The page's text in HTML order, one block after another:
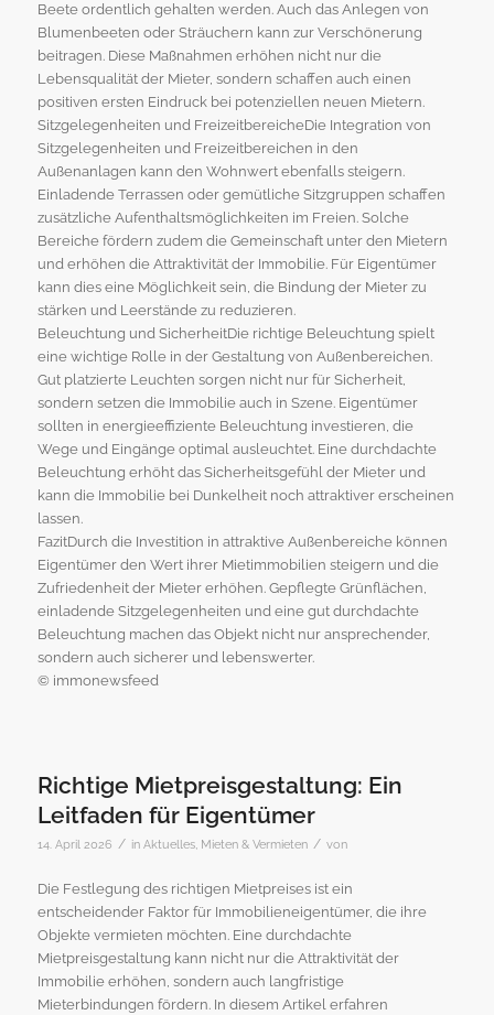
Beete ordentlich gehalten werden. Auch das Anlegen von
Blumenbeeten oder Sträuchern kann zur Verschönerung
beitragen. Diese Maßnahmen erhöhen nicht nur die
Lebensqualität der Mieter, sondern schaffen auch einen
positiven ersten Eindruck bei potenziellen neuen Mietern.
Sitzgelegenheiten und FreizeitbereicheDie Integration von
Sitzgelegenheiten und Freizeitbereichen in den
Außenanlagen kann den Wohnwert ebenfalls steigern.
Einladende Terrassen oder gemütliche Sitzgruppen schaffen
zusätzliche Aufenthaltsmöglichkeiten im Freien. Solche
Bereiche fördern zudem die Gemeinschaft unter den Mietern
und erhöhen die Attraktivität der Immobilie. Für Eigentümer
kann dies eine Möglichkeit sein, die Bindung der Mieter zu
stärken und Leerstände zu reduzieren.
Beleuchtung und SicherheitDie richtige Beleuchtung spielt
eine wichtige Rolle in der Gestaltung von Außenbereichen.
Gut platzierte Leuchten sorgen nicht nur für Sicherheit,
sondern setzen die Immobilie auch in Szene. Eigentümer
sollten in energieeffiziente Beleuchtung investieren, die
Wege und Eingänge optimal ausleuchtet. Eine durchdachte
Beleuchtung erhöht das Sicherheitsgefühl der Mieter und
kann die Immobilie bei Dunkelheit noch attraktiver erscheinen
lassen.
FazitDurch die Investition in attraktive Außenbereiche können
Eigentümer den Wert ihrer Mietimmobilien steigern und die
Zufriedenheit der Mieter erhöhen. Gepflegte Grünflächen,
einladende Sitzgelegenheiten und eine gut durchdachte
Beleuchtung machen das Objekt nicht nur ansprechender,
sondern auch sicherer und lebenswerter.
© immonewsfeed
Richtige Mietpreisgestaltung: Ein
Leitfaden für Eigentümer
14. April 2026 / in Aktuelles, Mieten & Vermieten / von
Die Festlegung des richtigen Mietpreises ist ein
entscheidender Faktor für Immobilieneigentümer, die ihre
Objekte vermieten möchten. Eine durchdachte
Mietpreisgestaltung kann nicht nur die Attraktivität der
Immobilie erhöhen, sondern auch langfristige
Mieterbindungen fördern. In diesem Artikel erfahren